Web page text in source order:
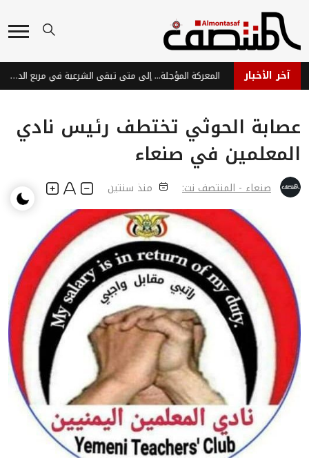
آخر الأخبار
إصابة ثلاثة جنود في هجوم طائرة مسيّرة حوثية استهدف موقعاً عسكرياً شرق تعز المعركة المؤجلة... إلى متى تبقى الشرعية في مربع الدفاع؟
عصابة الحوثي تختطف رئيس نادي
المعلمين في صنعاء
صنعاء - المنتصف نت: منذ سنتين